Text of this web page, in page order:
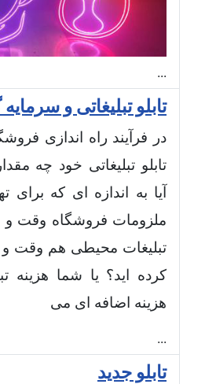
...
تابلو تبلیغاتی و
در فرآیند راه اندازی
تابلو تبلیغاتی خود چه
آیا به اندازه ای که برای
ملزومات فروشگاه وقت و
تبلیغات محیطی هم وقت
کرده اید؟ یا شما هزینه
هزینه اضافه ای می
...
تابلو جدید